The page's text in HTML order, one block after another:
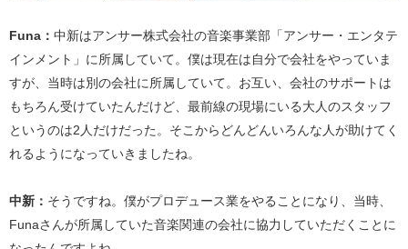
Funa： 中新はアンサー株式会社の音楽事業部「アンサー・エンタテ
インメント」に所属していて。僕は現在は自分で会社をやっていま
すが、当時は別の会社に所属していて。お互い、会社のサポートは
もちろん受けていたんだけど、最前線の現場にいる大人のスタッフ
というのは2人だけだった。そこからどんどんいろんな人が助けてく
れるようになっていきましたね。
中新： そうですね。僕がプロデュース業をやることになり、当時、
Funaさんが所属していた音楽関連の会社に協力していただくことに